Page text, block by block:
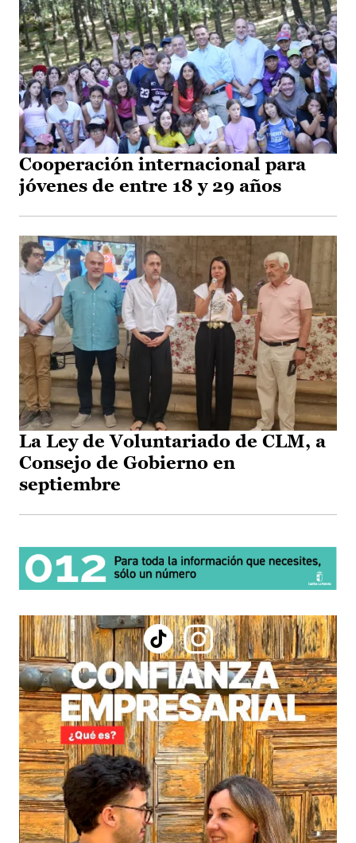
Cooperación internacional para
jóvenes de entre 18 y 29 años
La Ley de Voluntariado de CLM, a
Consejo de Gobierno en
septiembre